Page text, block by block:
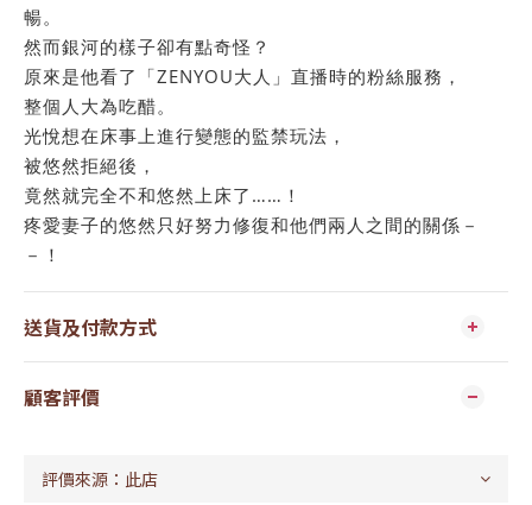
暢。
然而銀河的樣子卻有點奇怪？
原來是他看了「ZENYOU大人」直播時的粉絲服務，
整個人大為吃醋。
光悅想在床事上進行變態的監禁玩法，
被悠然拒絕後，
竟然就完全不和悠然上床了……！
疼愛妻子的悠然只好努力修復和他們兩人之間的關係－
－！
送貨及付款方式
顧客評價